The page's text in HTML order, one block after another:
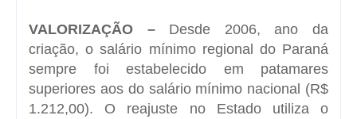
VALORIZAÇÃO –Desde 2006, ano da
criação, o salário mínimo regional do Paraná
sempre foi estabelecido em patamares
superiores aos do salário mínimo nacional (R$
1.212,00). O reajuste no Estado utiliza o